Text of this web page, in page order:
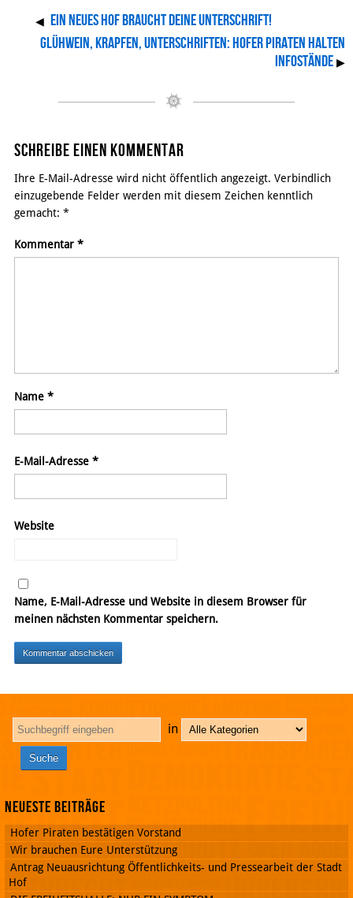
◀ Ein neues Hof braucht deine Unterschrift!
Glühwein, Krapfen, Unterschriften: Hofer Piraten halten
Infostände ▶
Schreibe einen Kommentar
Ihre E-Mail-Adresse wird nicht öffentlich angezeigt. Verbindlich
einzugebende Felder werden mit diesem Zeichen kenntlich
gemacht: *
Kommentar *
Name *
E-Mail-Adresse *
Website
Name, E-Mail-Adresse und Website in diesem Browser für
meinen nächsten Kommentar speichern.
in
Neueste Beiträge
Hofer Piraten bestätigen Vorstand
Wir brauchen Eure Unterstützung
Antrag Neuausrichtung Öffentlichkeits- und Pressearbeit der Stadt
Hof